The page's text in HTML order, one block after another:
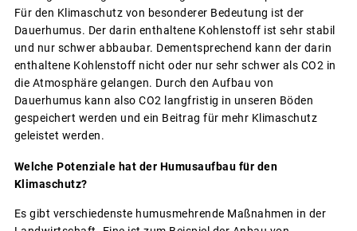
Für den Klimaschutz von besonderer Bedeutung ist der
Dauerhumus. Der darin enthaltene Kohlenstoff ist sehr stabil
und nur schwer abbaubar. Dementsprechend kann der darin
enthaltene Kohlenstoff nicht oder nur sehr schwer als CO2 in
die Atmosphäre gelangen. Durch den Aufbau von
Dauerhumus kann also CO2 langfristig in unseren Böden
gespeichert werden und ein Beitrag für mehr Klimaschutz
geleistet werden.
Welche Potenziale hat der Humusaufbau für den
Klimaschutz?
Es gibt verschiedenste humusmehrende Maßnahmen in der